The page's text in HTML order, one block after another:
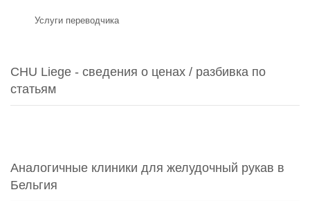
Услуги переводчика
CHU Liege - сведения о ценах / разбивка по
статьям
Аналогичные клиники для желудочный рукав в
Бельгия